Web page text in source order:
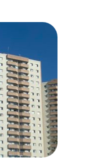
o ponto de
de gestão
legal, a Assembleia
chave para